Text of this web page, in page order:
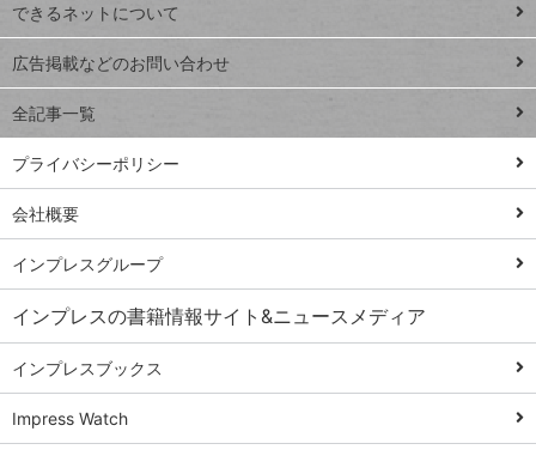
close
閉じ
る
Excel Q&A
トイアンナ流仕
事術
PowerAutomate
ではじめる業務
の完全自動化
AI議事録作成術
Windows 11
Q&A
Teams踏み込み
活用術
Excel講師の仕事
術
できるネットについて
広告掲載などのお問い合わせ
全記事一覧
プライバシーポリシー
会社概要
インプレスグループ
インプレスの書籍情報サイト&ニュースメディア
インプレスブックス
Impress Watch